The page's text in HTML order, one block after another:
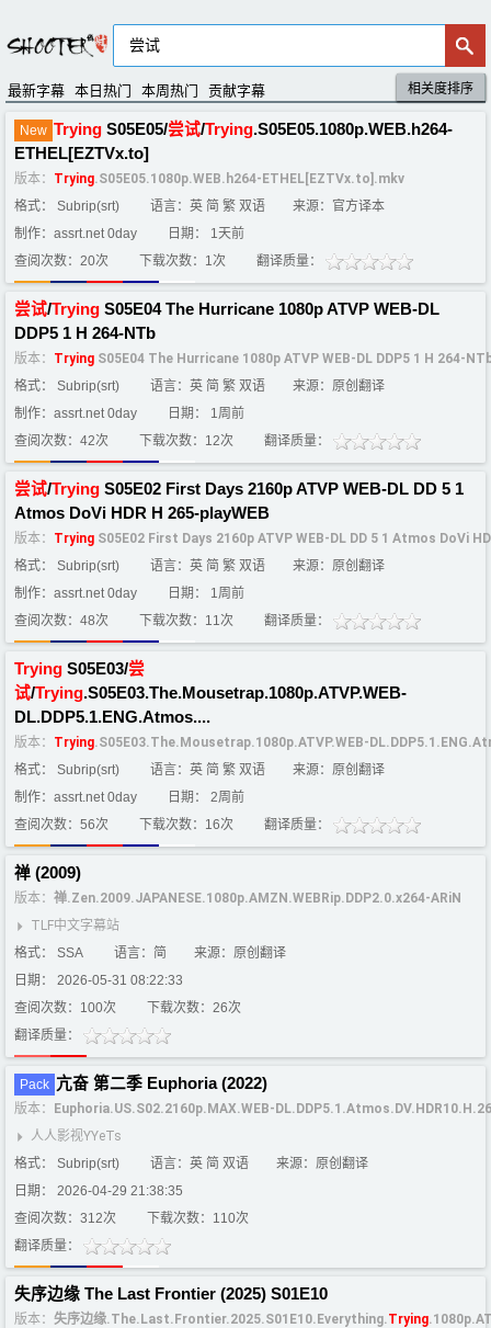
最新字幕 本日热门 本周热门 贡献字幕 默认排序
评分排序
相关度排序
New Trying S05E05/尝试/Trying.S05E05.1080p.WEB.h264-
ETHEL[EZTVx.to]
版本： Trying.S05E05.1080p.WEB.h264-ETHEL[EZTVx.to].mkv
格式： Subrip(srt)
语言：英 简 繁 双语
来源：官方译本
制作：assrt.net 0day
日期： 1天前
查阅次数：20次
下载次数：1次 翻译质量：
尝试/Trying S05E04 The Hurricane 1080p ATVP WEB-DL
DDP5 1 H 264-NTb
版本： Trying S05E04 The Hurricane 1080p ATVP WEB-DL DDP5 1 H 264-
格式： Subrip(srt)
语言：英 简 繁 双语
来源：原创翻译
制作：assrt.net 0day
日期： 1周前
查阅次数：42次
下载次数：12次 翻译质量：
尝试/Trying S05E02 First Days 2160p ATVP WEB-DL DD 5 1
Atmos DoVi HDR H 265-playWEB
版本： Trying S05E02 First Days 2160p ATVP WEB-DL DD 5 1 Atmos DoVi
格式： Subrip(srt)
语言：英 简 繁 双语
来源：原创翻译
制作：assrt.net 0day
日期： 1周前
查阅次数：48次
下载次数：11次 翻译质量：
Trying S05E03/尝
试/Trying.S05E03.The.Mousetrap.1080p.ATVP.WEB-
DL.DDP5.1.ENG.Atmos....
版本： Trying.S05E03.The.Mousetrap.1080p.ATVP.WEB-
格式： Subrip(srt)
语言：英 简 繁 双语
来源：原创翻译
制作：assrt.net 0day
日期： 2周前
查阅次数：56次
下载次数：16次 翻译质量：
禅 (2009)
版本： 禅.Zen.2009.JAPANESE.1080p.AMZN.WEBRip.DDP2.0.x264-ARiN
TLF中文字幕站
格式： SSA
语言：简
来源：原创翻译
日期： 2026-05-31 08:22:33
查阅次数：100次
下载次数：26次
翻译质量：
Pack 亢奋 第二季 Euphoria (2022)
版本：
Euphoria.US.S02.2160p.MAX.WEB-
人人影视YYeTs
格式： Subrip(srt)
语言：英 简 双语
来源：原创翻译
日期： 2026-04-29 21:38:35
查阅次数：312次
下载次数：110次
翻译质量：
失序边缘 The Last Frontier (2025) S01E10
版本： 失序边缘.The.Last.Frontier.2025.S01E10.Everything.Trying